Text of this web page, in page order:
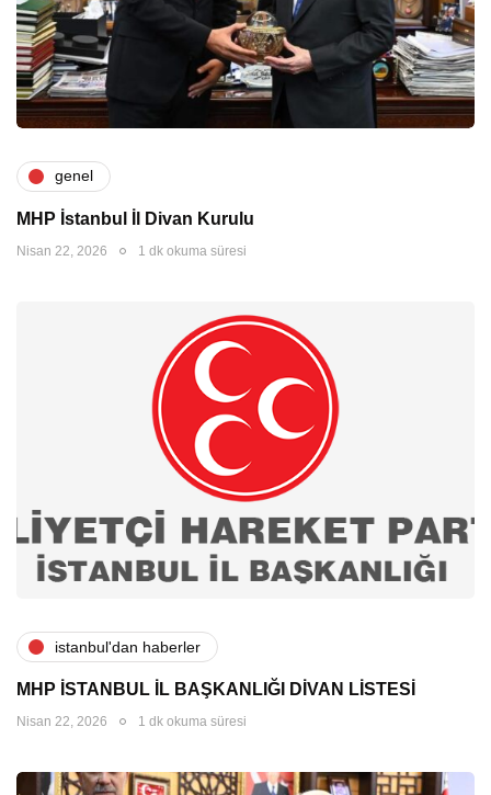
genel
MHP İstanbul İl Divan Kurulu
Nisan 22, 2026 1 dk okuma süresi
i̇stanbul'dan haberler
MHP İSTANBUL İL BAŞKANLIĞI DİVAN LİSTESİ
Nisan 22, 2026 1 dk okuma süresi